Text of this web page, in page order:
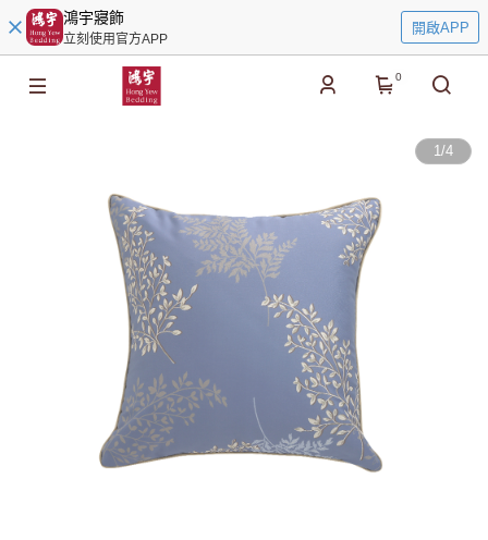
鴻宇寢飾
立刻使用官方APP
開啟APP
0
1/4